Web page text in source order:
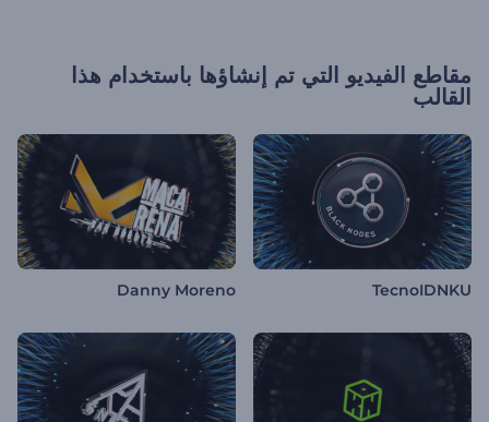
مقاطع الفيديو التي تم إنشاؤها باستخدام هذا
القالب
TecnoIDNKU
Danny Moreno